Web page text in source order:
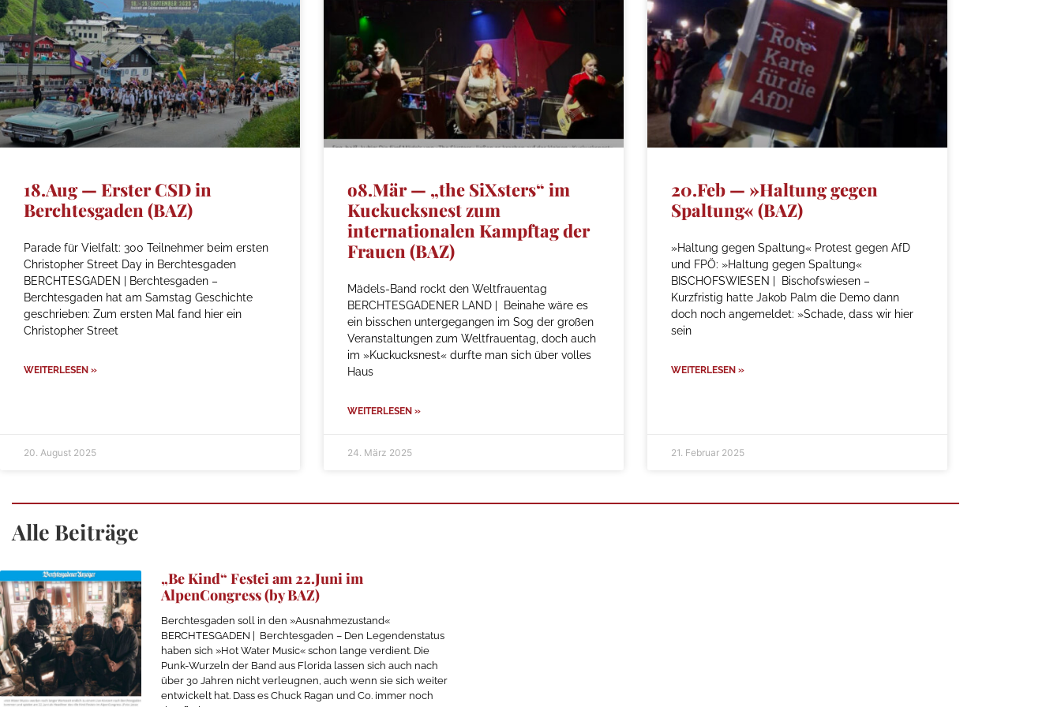
18.Aug — Erster CSD in
Berchtesgaden (BAZ)
Parade für Vielfalt: 300 Teilnehmer beim ersten
Christopher Street Day in Berchtesgaden
BERCHTESGADEN | Berchtesgaden –
Berchtesgaden hat am Samstag Geschichte
geschrieben: Zum ersten Mal fand hier ein
Christopher Street
WEITERLESEN »
20. August 2025
o8.Mär — „the SiXsters“ im
Kuckucksnest zum
internationalen Kampftag der
Frauen (BAZ)
Mädels-Band rockt den Weltfrauentag
BERCHTESGADENER LAND | Beinahe wäre es
ein bisschen untergegangen im Sog der großen
Veranstaltungen zum Weltfrauentag, doch auch
im »Kuckucksnest« durfte man sich über volles
Haus
WEITERLESEN »
24. März 2025
20.Feb — »Haltung gegen
Spaltung« (BAZ)
»Haltung gegen Spaltung« Protest gegen AfD
und FPÖ: »Haltung gegen Spaltung«
BISCHOFSWIESEN | Bischofswiesen –
Kurzfristig hatte Jakob Palm die Demo dann
doch noch angemeldet: »Schade, dass wir hier
sein
WEITERLESEN »
21. Februar 2025
Alle Beiträge
„Be Kind“ Festei am 22.Juni im
AlpenCongress (by BAZ)
Berchtesgaden soll in den »Ausnahmezustand«
BERCHTESGADEN | Berchtesgaden – Den Legendenstatus
haben sich »Hot Water Music« schon lange verdient. Die
Punk-Wurzeln der Band aus Florida lassen sich auch nach
über 30 Jahren nicht verleugnen, auch wenn sie sich weiter
entwickelt hat. Dass es Chuck Ragan und Co. immer noch